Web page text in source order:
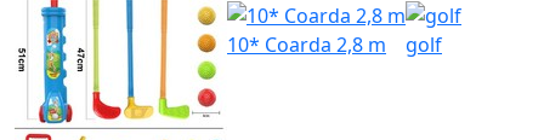
10* Coarda 2,8 m golf